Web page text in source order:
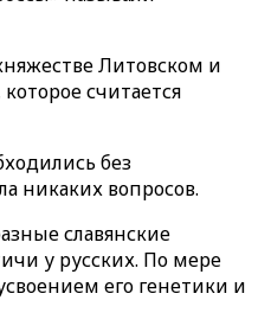
Литовском и
считается
без
никаких вопросов.
славянские
у русских. По мере
его генетики и